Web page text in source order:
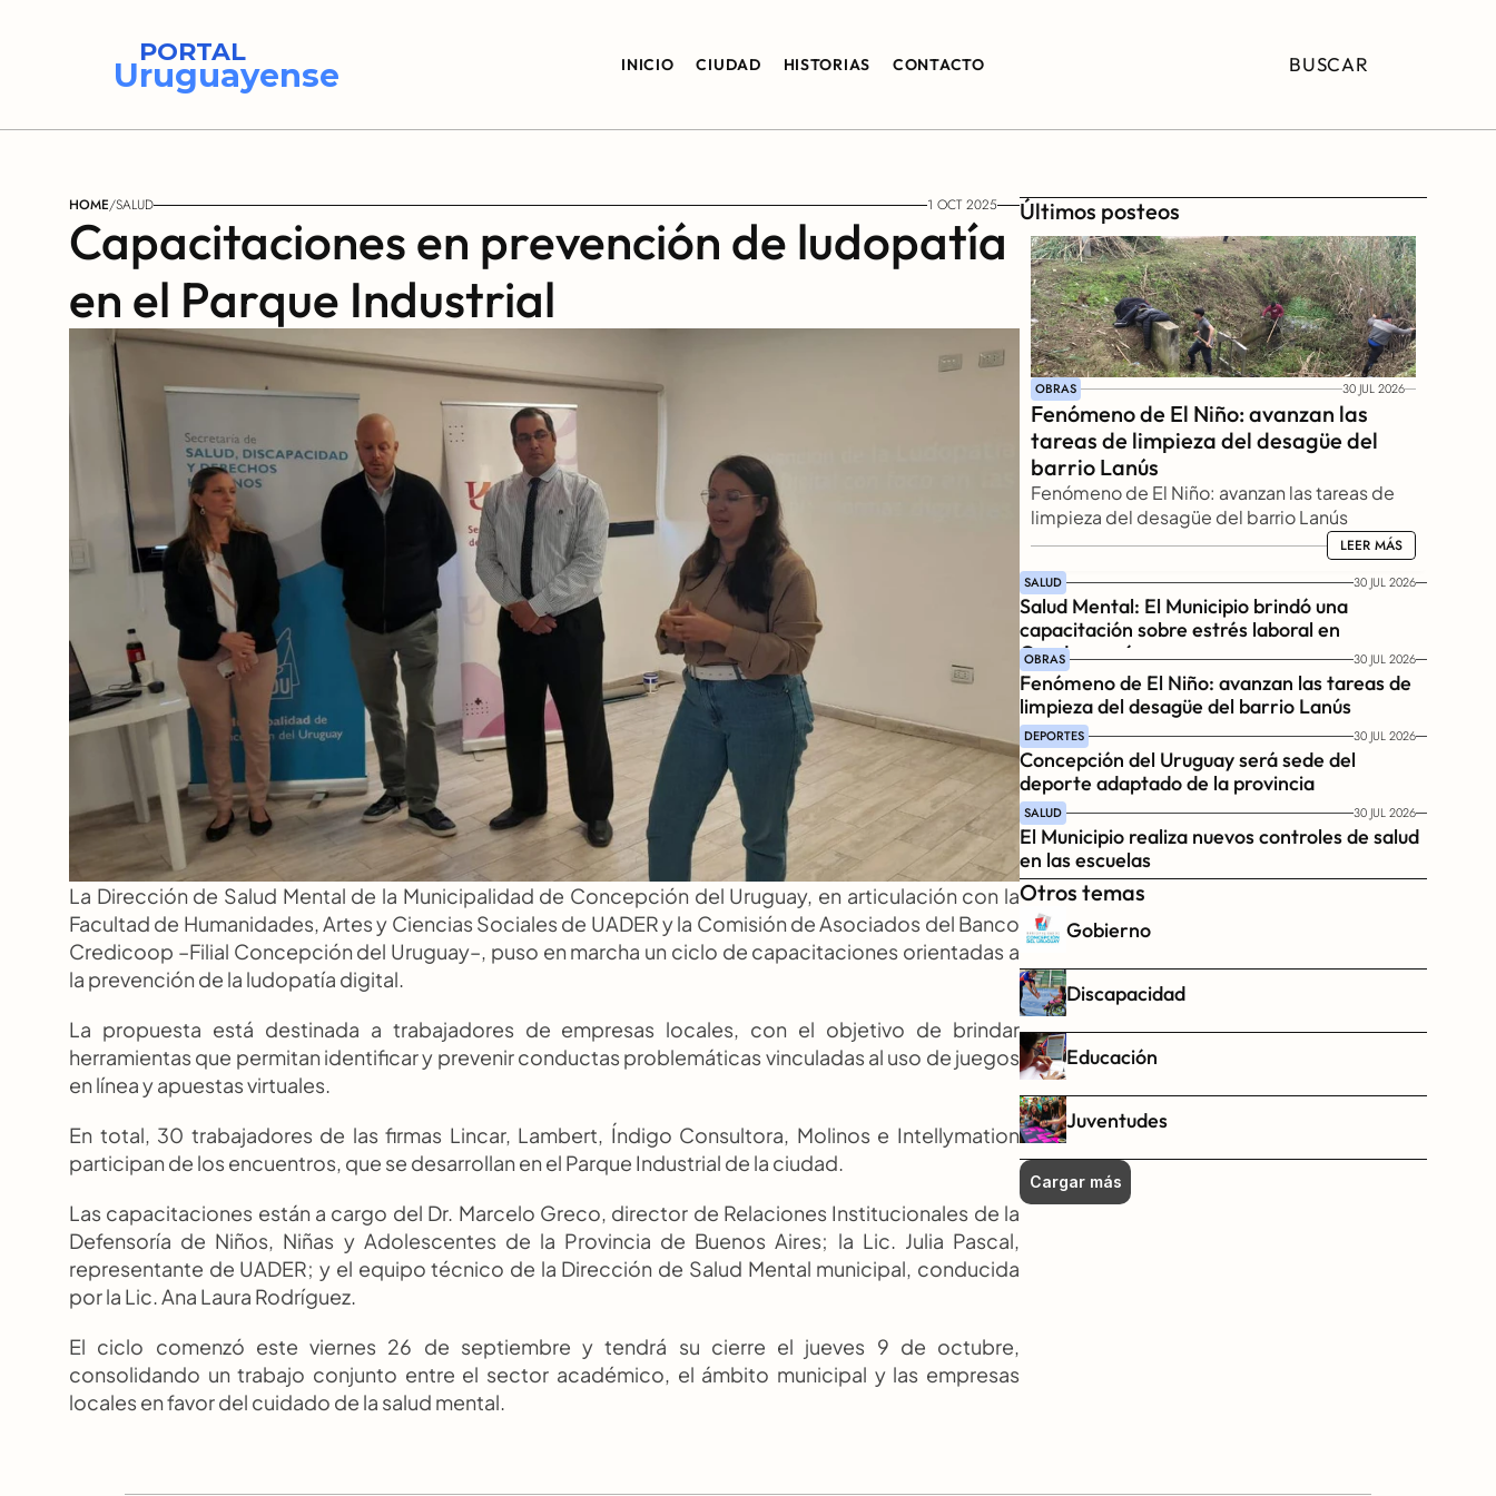
PORTAL
Uruguayense INICIO CIUDAD HISTORIAS CONTACTO BUSCAR
HOME/SALUD 1 OCT 2025
Capacitaciones en prevención de ludopatía
en el Parque Industrial
La Dirección de Salud Mental de la Municipalidad de Concepción del Uruguay, en articulación con la
Facultad de Humanidades, Artes y Ciencias Sociales de UADER y la Comisión de Asociados del Banco
Credicoop –Filial Concepción del Uruguay–, puso en marcha un ciclo de capacitaciones orientadas a
la prevención de la ludopatía digital.
La propuesta está destinada a trabajadores de empresas locales, con el objetivo de brindar
herramientas que permitan identificar y prevenir conductas problemáticas vinculadas al uso de juegos
en línea y apuestas virtuales.
En total, 30 trabajadores de las firmas Lincar, Lambert, Índigo Consultora, Molinos e Intellymation
participan de los encuentros, que se desarrollan en el Parque Industrial de la ciudad.
Las capacitaciones están a cargo del Dr. Marcelo Greco, director de Relaciones Institucionales de la
Defensoría de Niños, Niñas y Adolescentes de la Provincia de Buenos Aires; la Lic. Julia Pascal,
representante de UADER; y el equipo técnico de la Dirección de Salud Mental municipal, conducida
por la Lic. Ana Laura Rodríguez.
El ciclo comenzó este viernes 26 de septiembre y tendrá su cierre el jueves 9 de octubre,
consolidando un trabajo conjunto entre el sector académico, el ámbito municipal y las empresas
locales en favor del cuidado de la salud mental.
Últimos posteos
OBRAS 30 JUL 2026
Fenómeno de El Niño: avanzan las
tareas de limpieza del desagüe del
barrio Lanús
Fenómeno de El Niño: avanzan las tareas de
limpieza del desagüe del barrio Lanús
LEER MÁS
LEER MÁS
SALUD 30 JUL 2026
Salud Mental: El Municipio brindó una
capacitación sobre estrés laboral en
Gendarmería
OBRAS 30 JUL 2026
Fenómeno de El Niño: avanzan las tareas de
limpieza del desagüe del barrio Lanús
DEPORTES 30 JUL 2026
Concepción del Uruguay será sede del
deporte adaptado de la provincia
SALUD 30 JUL 2026
El Municipio realiza nuevos controles de salud
en las escuelas
Otros temas
Gobierno
Discapacidad
Educación
Juventudes
Cargar más